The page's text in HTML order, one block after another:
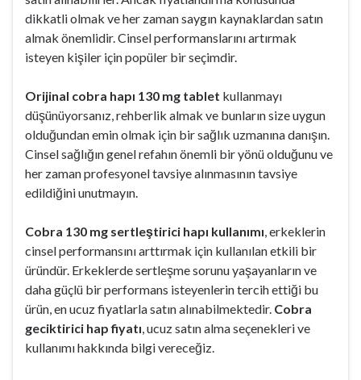
dikkatli olmak ve her zaman saygın kaynaklardan satın
almak önemlidir. Cinsel performanslarını artırmak
isteyen kişiler için popüler bir seçimdir.
Orijinal cobra hapı 130 mg tablet kullanmayı
düşünüyorsanız, rehberlik almak ve bunların size uygun
olduğundan emin olmak için bir sağlık uzmanına danışın.
Cinsel sağlığın genel refahın önemli bir yönü olduğunu ve
her zaman profesyonel tavsiye alınmasının tavsiye
edildiğini unutmayın.
Cobra 130 mg sertleştirici hapı kullanımı , erkeklerin
cinsel performansını arttırmak için kullanılan etkili bir
üründür. Erkeklerde sertleşme sorunu yaşayanların ve
daha güçlü bir performans isteyenlerin tercih ettiği bu
ürün, en ucuz fiyatlarla satın alınabilmektedir. Cobra
geciktirici hap fiyatı , ucuz satın alma seçenekleri ve
kullanımı hakkında bilgi vereceğiz.